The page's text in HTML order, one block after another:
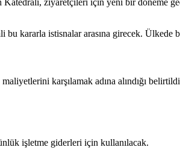
ziyaretçileri için yeni bir döneme
kararla istisnalar arasına girecek.
karşılamak adına alındığı
işletme giderleri için kullanılacak.